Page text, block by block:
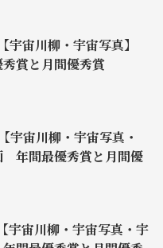
宇宙川柳・宇宙写真】
賞と月間優秀賞
宇宙川柳・宇宙写真・
年間最優秀賞と月間優
宇宙川柳・宇宙写真・宇